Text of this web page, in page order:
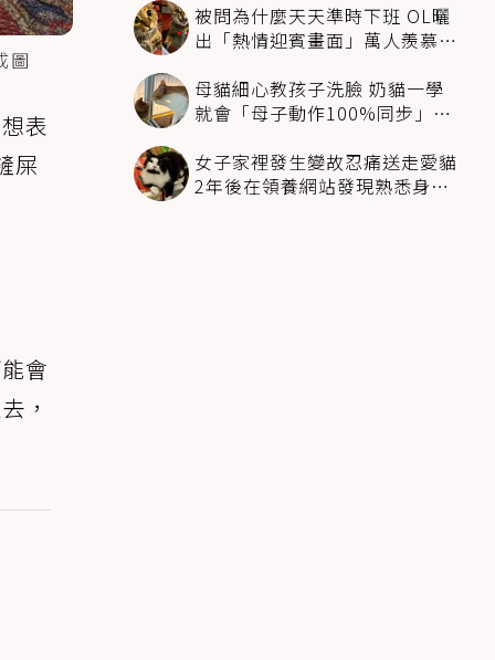
圖
表
屎
會
，
被問為什麼天天準時下班 OL曬
出「熱情迎賓畫面」萬人羨慕：
母貓細心教孩子洗臉 奶貓一學
就會「母子動作100%同步」網
女子家裡發生變故忍痛送走愛貓
2年後在領養網站發現熟悉身影